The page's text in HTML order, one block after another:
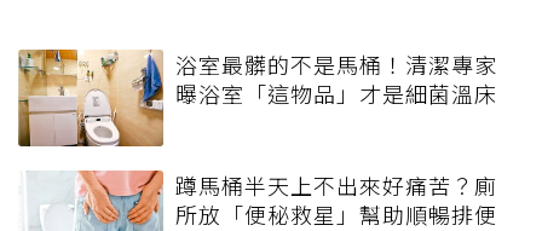
浴室最髒的不是馬桶！清潔專家
曝浴室「這物品」才是細菌溫床
蹲馬桶半天上不出來好痛苦？廁
所放「便秘救星」幫助順暢排便